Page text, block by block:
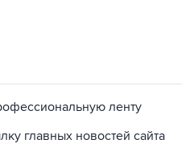
ленту
главных новостей сайта